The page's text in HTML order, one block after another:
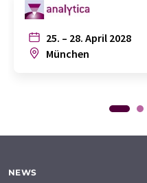
25. – 28. April 2028
München
NEWS